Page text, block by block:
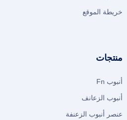
خريطة الموقع
منتجات
أنبوب Fn
أنبوب الزعانف
عنصر أنبوب الزعنفة